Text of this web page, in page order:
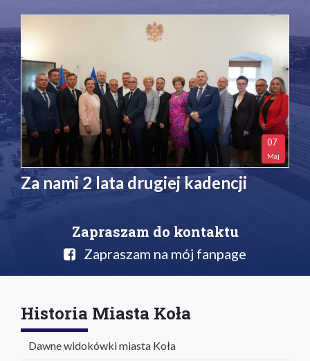
07
Maj
Za nami 2 lata drugiej kadencji
Zapraszam do kontaktu
Zapraszam na mój fanpage
Historia Miasta Koła
Dawne widokówki miasta Koła